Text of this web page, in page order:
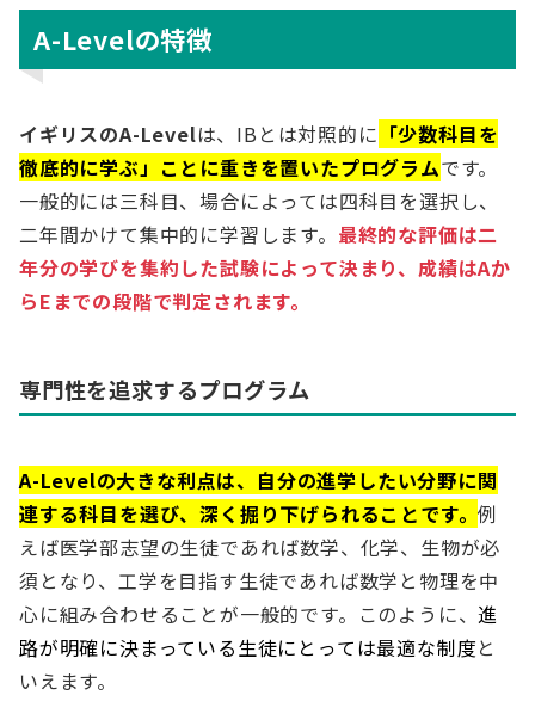
A-Levelの特徴
イギリスのA-Levelは、IBとは対照的に 「少数科目を
徹底的に学ぶ」ことに重きを置いたプログラムです。
一般的には三科目、場合によっては四科目を選択し、
二年間かけて集中的に学習します。 最終的な評価は二
年分の学びを集約した試験によって決まり、成績はAか
らEまでの段階で判定されます。
専門性を追求するプログラム
A-Levelの大きな利点は、自分の進学したい分野に関
連する科目を選び、深く掘り下げられることです。例
えば医学部志望の生徒であれば数学、化学、生物が必
須となり、工学を目指す生徒であれば数学と物理を中
心に組み合わせることが一般的です。このように、進
路が明確に決まっている生徒にとっては最適な制度と
いえます。